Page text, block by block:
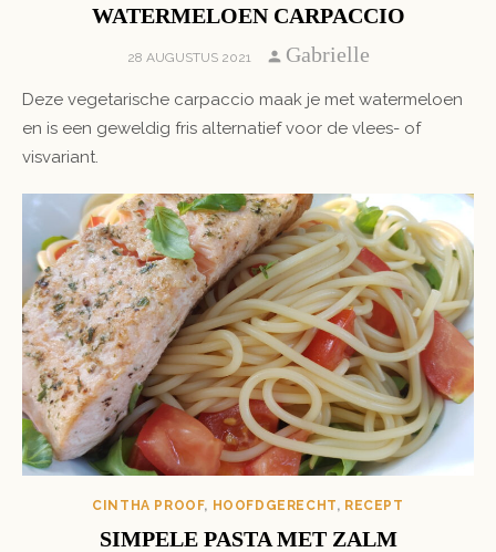
WATERMELOEN CARPACCIO
POSTED
28 AUGUSTUS 2021 Author
Gabrielle
Deze vegetarische carpaccio maak je met watermeloen
en is een geweldig fris alternatief voor de vlees- of
visvariant.
CINTHA PROOF, HOOFDGERECHT, RECEPT
SIMPELE PASTA MET ZALM